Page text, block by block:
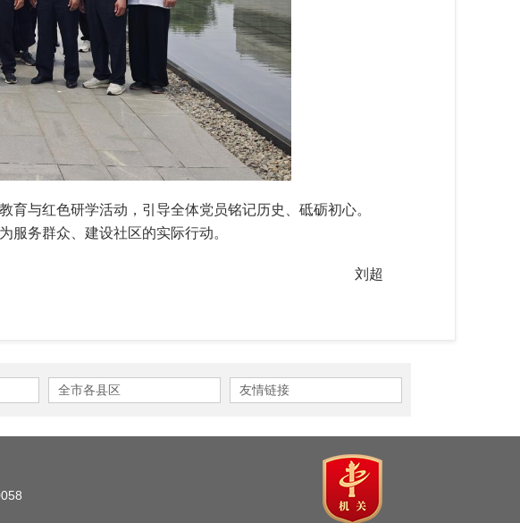
与红色研学活动，引导全体党员铭记历史、砥砺初心。
服务群众、建设社区的实际行动。
刘超
全市各县区 友情链接